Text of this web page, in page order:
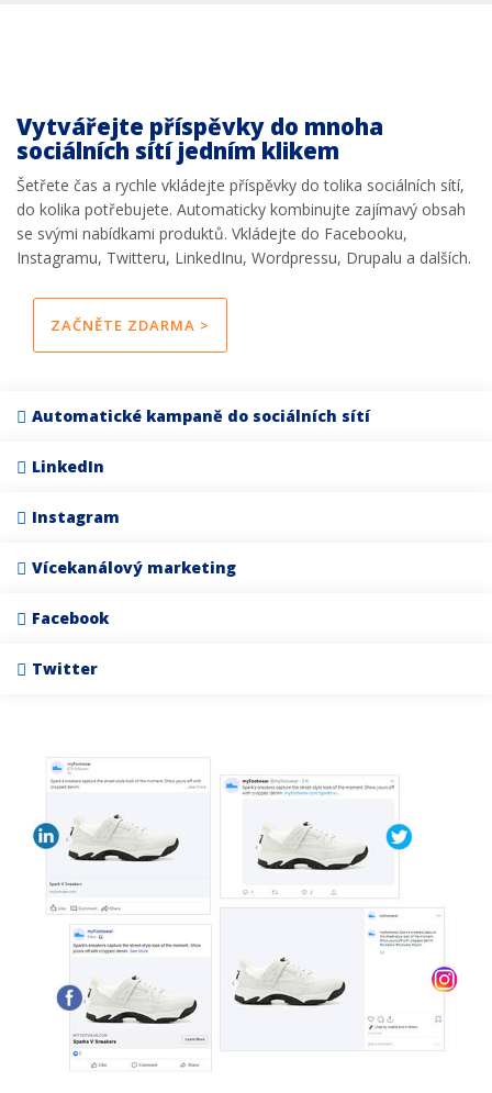
Vytvářejte příspěvky do mnoha
sociálních sítí jedním klikem
Šetřete čas a rychle vkládejte příspěvky do tolika sociálních sítí,
do kolika potřebujete. Automaticky kombinujte zajímavý obsah
se svými nabídkami produktů. Vkládejte do Facebooku,
Instagramu, Twitteru, LinkedInu, Wordpressu, Drupalu a dalších.
ZAČNĚTE ZDARMA >
Automatické kampaně do sociálních sítí
LinkedIn
Instagram
Vícekanálový marketing
Facebook
Twitter